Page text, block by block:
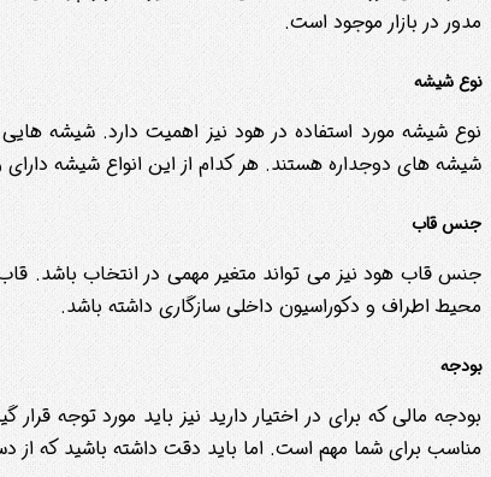
مدور در بازار موجود است.
نوع شیشه
نوع شیشه مورد استفاده در هود نیز اهمیت دارد. شیشه
شیشه های دوجداره هستند. هر کدام از این انواع شیشه
جنس قاب
جنس قاب هود نیز می تواند متغیر مهمی در انتخاب باشد.
محیط اطراف و دکوراسیون داخلی سازگاری داشته باشد.
بودجه
بودجه مالی که برای در اختیار دارید نیز باید مورد توجه
مناسب برای شما مهم است. اما باید دقت داشته باشید که